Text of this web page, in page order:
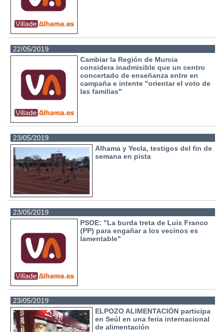
22/05/2019
Cambiar la Región de Murcia
considera inadmisible que un centro
concertado de enseñanza entre en
campaña e intente "orientar el voto de
las familias"
23/05/2019
Alhama y Yecla, testigos del fin de
semana en pista
23/05/2019
PSOE: "La burda treta de Luis Franco
(PP) para engañar a los vecinos es
lamentable"
23/05/2019
ELPOZO ALIMENTACIÓN participa
en Seúl en una feria internacional
de alimentación